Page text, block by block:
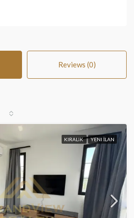
Reviews (0)
KIRALIK YENI İLAN